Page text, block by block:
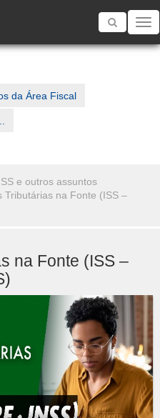
Toggle
da Área Fiscal
e outros assuntos
Tributárias na Fonte (ISS –
na Fonte (ISS –